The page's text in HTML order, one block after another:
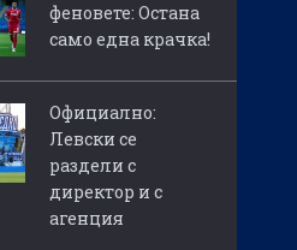
феновете: Остана
само една крачка!
Официално:
Левски се
раздели с
директор и с
агенция